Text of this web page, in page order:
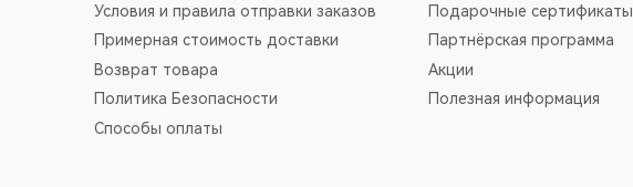
Условия и правила отправки заказов
Примерная стоимость доставки
Возврат товара
Политика Безопасности
Способы оплаты
Подарочные сертификаты
Партнёрская программа
Акции
Полезная информация